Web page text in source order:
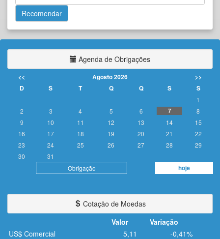
Agenda de Obrigações
<< Agosto 2026
>>
D
S T Q Q S S
Obrigação hoje
1
2
3 4 5 6 7
8
9
10 11 12 13 14
15
16
17 18 19 20 21
22
23
24 25 26 27 28
29
30
31
Cotação de Moedas
Valor
Variação
US$ Comercial 5,11
-0,41%